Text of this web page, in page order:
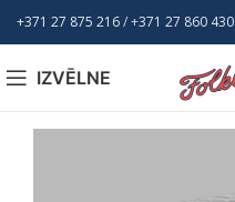
+371 27 875 216/ +371 27 860 430
IZVĒLNE